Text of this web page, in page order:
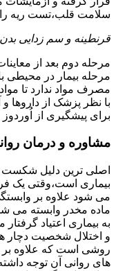
سلامت قلب،تست ریه
قرنطینه و سم زدایی
مرحله دوم بعد از
مرحله بیمار در محیطی
مصرف مواد ندارد تا
با نظر پزشک از داروها
برای پیشگیری از
مشاوره و درمان
اصلی ترین دلیل شکست
بیماری است،وقتی یک
می شود علاوه بر
ماده مخدر وابسته می
به بیماری اعتیاد
و اختلال شخصیت دچار
روشی است که علاوه بر
های روانی آن توجه